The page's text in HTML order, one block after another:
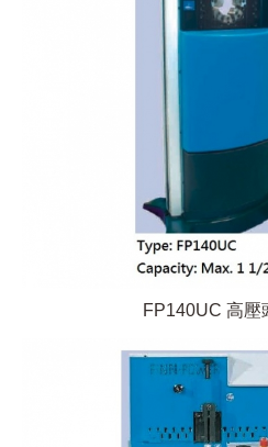
FP140UC 高壓